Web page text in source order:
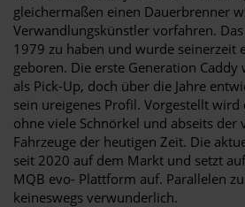
gleichermaßen einen Dauerbrenner
Verwandlungskünstler vorfahren.
1979 zu haben und wurde seinerzeit
geboren. Die erste Generation Caddy
als Pick-Up, doch über die Jahre
sein ureigenes Profil. Vorgestellt
ohne viele Schnörkel und abseits der
Fahrzeuge der heutigen Zeit. Die
seit 2020 auf dem Markt und setzt
MQB evo- Plattform auf. Parallelen
keineswegs verwunderlich.